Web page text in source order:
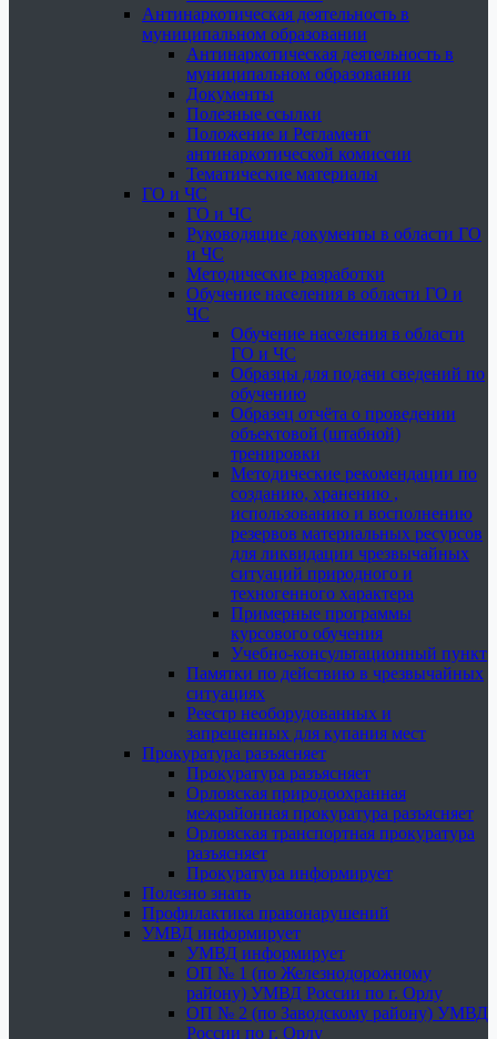
Антинаркотическая деятельность в
муниципальном образовании
Антинаркотическая деятельность в
муниципальном образовании
Документы
Полезные ссылки
Положение и Регламент
антинаркотической комиссии
Тематические материалы
ГО и ЧС
ГО и ЧС
Руководящие документы в области ГО
и ЧС
Методические разработки
Обучение населения в области ГО и
ЧС
Обучение населения в области
ГО и ЧС
Образцы для подачи сведений по
обучению
Образец отчёта о проведении
объектовой (штабной)
тренировки
Методические рекомендации по
созданию, хранению ,
использованию и восполнению
резервов материальных ресурсов
для ликвидации чрезвычайных
ситуаций природного и
техногенного характера
Примерные программы
курсового обучения
Учебно-консультационный пункт
Памятки по действию в чрезвычайных
ситуациях
Реестр необорудованных и
запрещенных для купания мест
Прокуратура разъясняет
Прокуратура разъясняет
Орловская природоохранная
межрайонная прокуратура разъясняет
Орловская транспортная прокуратура
разъясняет
Прокуратура информирует
Полезно знать
Профилактика правонарушений
УМВД информирует
УМВД информирует
ОП № 1 (по Железнодорожному
району) УМВД России по г. Орлу
ОП № 2 (по Заводскому району) УМВД
России по г. Орлу